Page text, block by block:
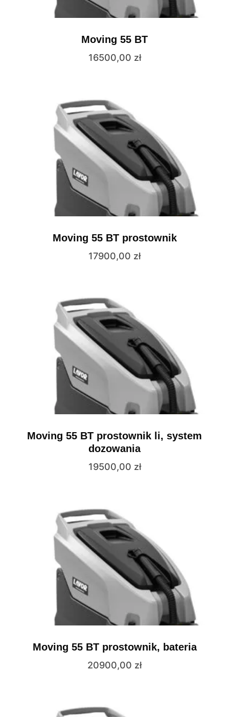
Moving 55 BT
16500,00 zł
Moving 55 BT prostownik
17900,00 zł
Moving 55 BT prostownik li, system
dozowania
19500,00 zł
Moving 55 BT prostownik, bateria
20900,00 zł